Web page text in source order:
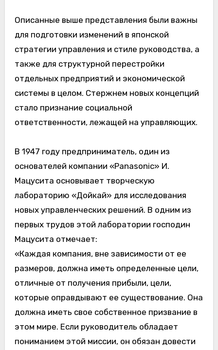
Описанные выше представления были важны
для подготовки изменений в японской
стратегии управления и стиле руководства, а
также для структурной перестройки
отдельных предприятий и экономической
системы в целом. Стержнем новых концепций
стало признание социальной
ответственности, лежащей на управляющих.
В 1947 году предприниматель, один из
основателей компании «Panasonic» И.
Мацусита основывает творческую
лабораторию «Дойкай» для исследования
новых управленческих решений. В одним из
первых трудов этой лаборатории господин
Мацусита отмечает:
«Каждая компания, вне зависимости от ее
размеров, должна иметь определенные цели,
отличные от получения прибыли, цели,
которые оправдывают ее существование. Она
должна иметь свое собственное призвание в
этом мире. Если руководитель обладает
пониманием этой миссии, он обязан довести